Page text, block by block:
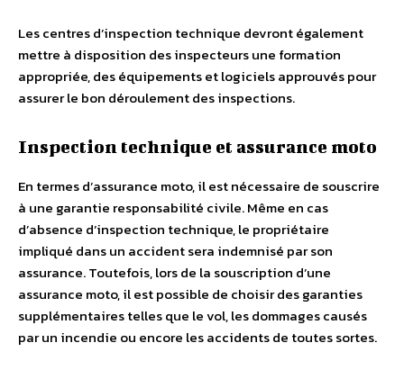
Les centres d’inspection technique devront également
mettre à disposition des inspecteurs une formation
appropriée, des équipements et logiciels approuvés pour
assurer le bon déroulement des inspections.
Inspection technique et assurance moto
En termes d’assurance moto, il est nécessaire de souscrire
à une garantie responsabilité civile. Même en cas
d’absence d’inspection technique, le propriétaire
impliqué dans un accident sera indemnisé par son
assurance. Toutefois, lors de la souscription d’une
assurance moto, il est possible de choisir des garanties
supplémentaires telles que le vol, les dommages causés
par un incendie ou encore les accidents de toutes sortes.